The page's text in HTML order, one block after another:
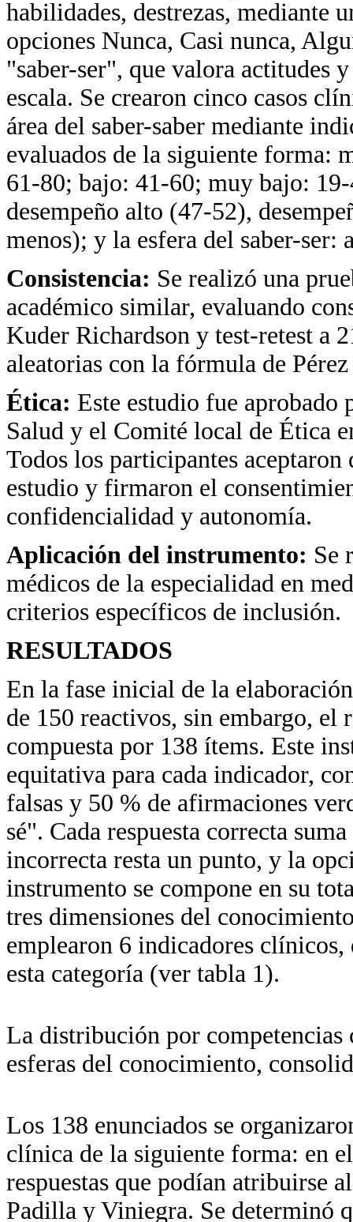
habilidades, destrezas, mediante
opciones Nunca, Casi nunca,
"saber-ser", que valora actitudes
escala. Se crearon cinco casos
área del saber-saber mediante
evaluados de la siguiente forma:
61-80; bajo: 41-60; muy bajo:
desempeño alto (47-52),
menos); y la esfera del saber-ser:
Consistencia: Se realizó una
académico similar, evaluando
Kuder Richardson y test-retest a
aleatorias con la fórmula de
Ética: Este estudio fue
Salud y el Comité local de Ética
Todos los participantes
estudio y firmaron el
confidencialidad y autonomía.
Aplicación del instrumento: Se
médicos de la especialidad en
criterios específicos de inclusión.
RESULTADOS
En la fase inicial de la
de 150 reactivos, sin embargo, el
compuesta por 138 ítems. Este
equitativa para cada indicador,
falsas y 50 % de afirmaciones
sé". Cada respuesta correcta
incorrecta resta un punto, y la
instrumento se compone en su
tres dimensiones del
emplearon 6 indicadores
esta categoría (ver tabla 1).
La distribución por competencias
esferas del conocimiento,
Los 138 enunciados se
clínica de la siguiente forma: en
respuestas que podían atribuirse
Padilla y Viniegra. Se determinó